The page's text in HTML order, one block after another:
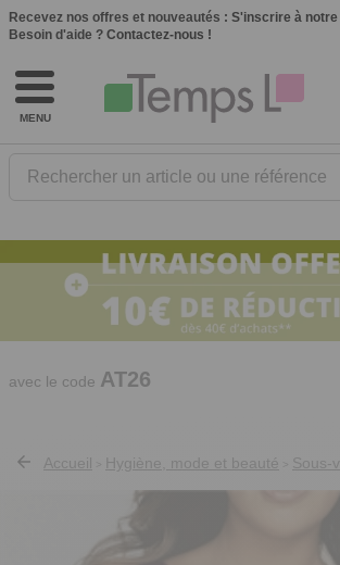
Recevez nos offres et nouveautés : S'inscrire à
Besoin d'aide ? Contactez-nous !
MENU
Rechercher un article ou une référence
10€ de réduction dès 40€ d'achat. Offre
valable du 03/08/2026 au 12/08/2026.
avec le code AT26
Accueil Hygiène, mode et beauté Sous-